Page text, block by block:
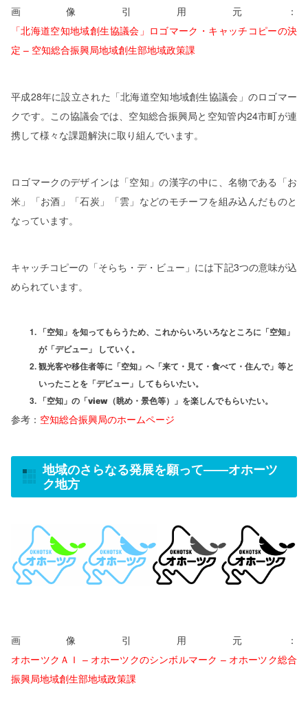
画像引用元：
「北海道空知地域創生協議会」ロゴマーク・キャッチコピーの決
定 – 空知総合振興局地域創生部地域政策課
平成28年に設立された「北海道空知地域創生協議会」のロゴマー
クです。この協議会では、空知総合振興局と空知管内24市町が連
携して様々な課題解決に取り組んでいます。
ロゴマークのデザインは「空知」の漢字の中に、名物である「お
米」「お酒」「石炭」「雲」などのモチーフを組み込んだものと
なっています。
キャッチコピーの「そらち・デ・ビュー」には下記3つの意味が込
められています。
「空知」を知ってもらうため、これからいろいろなところに「空知」
が「デビュー」 していく。
観光客や移住者等に「空知」へ「来て・見て・食べて・住んで」等と
いったことを「デビュー」してもらいたい。
「空知」の「view （眺め・景色等）」を楽しんでもらいたい。
参考： 空知総合振興局のホームページ
地域のさらなる発展を願って――オホーツ
ク地方
画像引用元：
オホーツクＡＩ – オホーツクのシンボルマーク – オホーツク総合
振興局地域創生部地域政策課